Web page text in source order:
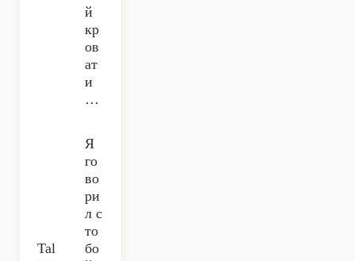
й
кр
ов
ат
и
…
Tal
Я
го
во
ри
л с
то
бо